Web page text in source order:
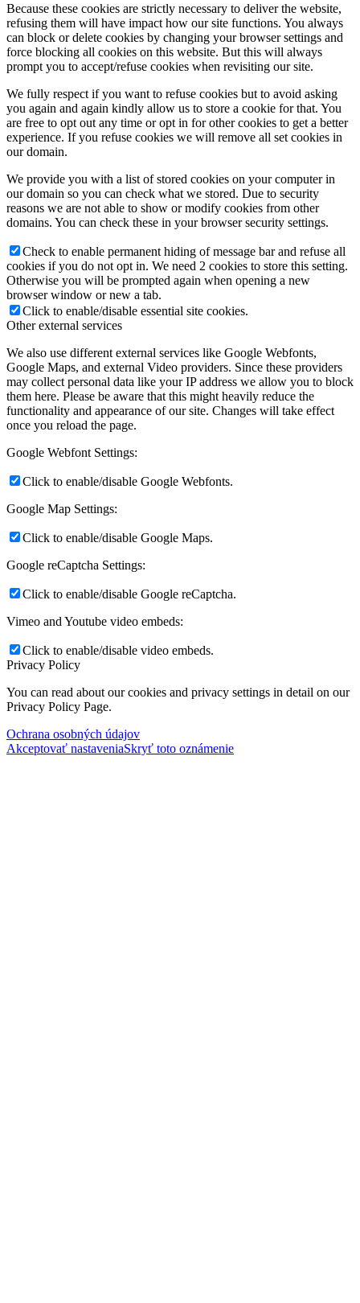
Because these cookies are strictly necessary to deliver the website,
refusing them will have impact how our site functions. You always
can block or delete cookies by changing your browser settings and
force blocking all cookies on this website. But this will always
prompt you to accept/refuse cookies when revisiting our site.
We fully respect if you want to refuse cookies but to avoid asking
you again and again kindly allow us to store a cookie for that. You
are free to opt out any time or opt in for other cookies to get a better
experience. If you refuse cookies we will remove all set cookies in
our domain.
We provide you with a list of stored cookies on your computer in
our domain so you can check what we stored. Due to security
reasons we are not able to show or modify cookies from other
domains. You can check these in your browser security settings.
Check to enable permanent hiding of message bar and refuse all
cookies if you do not opt in. We need 2 cookies to store this setting.
Otherwise you will be prompted again when opening a new
browser window or new a tab.
Click to enable/disable essential site cookies.
Other external services
We also use different external services like Google Webfonts,
Google Maps, and external Video providers. Since these providers
may collect personal data like your IP address we allow you to block
them here. Please be aware that this might heavily reduce the
functionality and appearance of our site. Changes will take effect
once you reload the page.
Google Webfont Settings:
Click to enable/disable Google Webfonts.
Google Map Settings:
Click to enable/disable Google Maps.
Google reCaptcha Settings:
Click to enable/disable Google reCaptcha.
Vimeo and Youtube video embeds:
Click to enable/disable video embeds.
Privacy Policy
You can read about our cookies and privacy settings in detail on our
Privacy Policy Page.
Ochrana osobných údajov
Akceptovať nastaveniaSkryť toto oznámenie